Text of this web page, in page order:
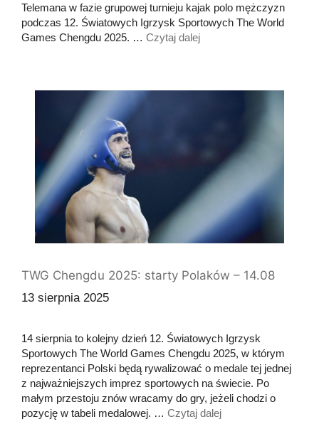
Telemana w fazie grupowej turnieju kajak polo mężczyzn
podczas 12. Światowych Igrzysk Sportowych The World
Games Chengdu 2025. … Czytaj dalej
TWG Chengdu 2025: starty Polaków – 14.08
13 sierpnia 2025
14 sierpnia to kolejny dzień 12. Światowych Igrzysk
Sportowych The World Games Chengdu 2025, w którym
reprezentanci Polski będą rywalizować o medale tej jednej
z najważniejszych imprez sportowych na świecie. Po
małym przestoju znów wracamy do gry, jeżeli chodzi o
pozycję w tabeli medalowej. … Czytaj dalej